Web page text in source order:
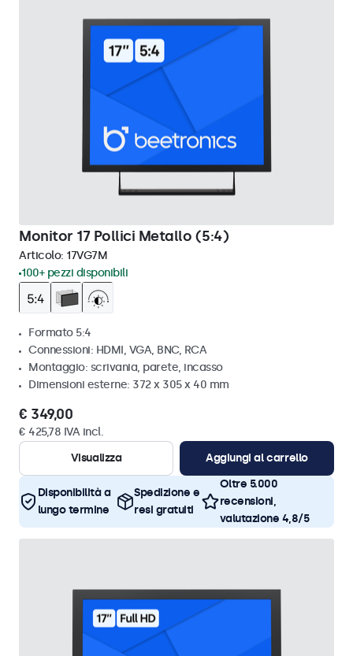
Monitor 17 Pollici Metallo (5:4)
Articolo: 17VG7M
100+ pezzi disponibili
Formato 5:4
Connessioni: HDMI, VGA, BNC, RCA
Montaggio: scrivania, parete, incasso
Dimensioni esterne: 372 x 305 x 40 mm
€ 349,00
€ 425,78 IVA incl.
Visualizza
Aggiungi al carrello
Disponibilità a
lungo termine
Spedizione e
resi gratuiti
Oltre 5.000
recensioni,
valutazione 4,8/5